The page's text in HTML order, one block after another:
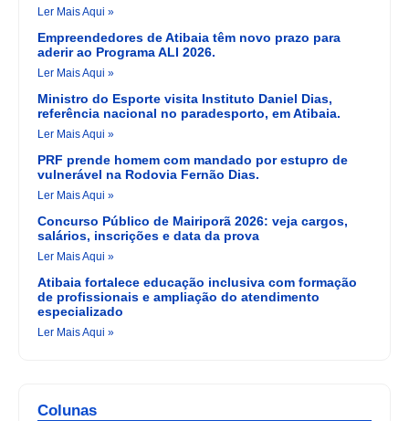
Ler Mais Aqui »
Empreendedores de Atibaia têm novo prazo para
aderir ao Programa ALI 2026.
Ler Mais Aqui »
Ministro do Esporte visita Instituto Daniel Dias,
referência nacional no paradesporto, em Atibaia.
Ler Mais Aqui »
PRF prende homem com mandado por estupro de
vulnerável na Rodovia Fernão Dias.
Ler Mais Aqui »
Concurso Público de Mairiporã 2026: veja cargos,
salários, inscrições e data da prova
Ler Mais Aqui »
Atibaia fortalece educação inclusiva com formação
de profissionais e ampliação do atendimento
especializado
Ler Mais Aqui »
Colunas